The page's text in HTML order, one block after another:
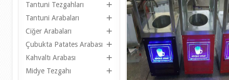
Tantuni Tezgahları
Tantuni Arabaları
Ciğer Arabaları
Çubukta Patates Arabası
Kahvaltı Arabası
Midye Tezgahı